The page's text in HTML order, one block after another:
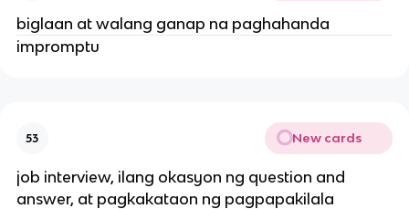
biglaan at walang ganap na paghahanda
impromptu
53 New cards
job interview, ilang okasyon ng question and
answer, at pagkakataon ng pagpapakilala